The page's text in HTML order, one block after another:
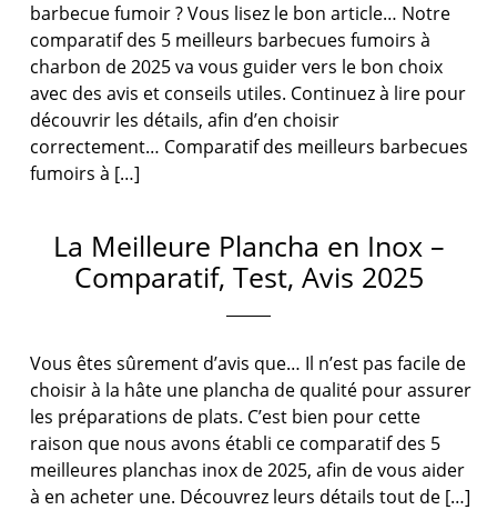
barbecue fumoir ? Vous lisez le bon article… Notre
comparatif des 5 meilleurs barbecues fumoirs à
charbon de 2025 va vous guider vers le bon choix
avec des avis et conseils utiles. Continuez à lire pour
découvrir les détails, afin d’en choisir
correctement… Comparatif des meilleurs barbecues
fumoirs à […]
La Meilleure Plancha en Inox –
Comparatif, Test, Avis 2025
Vous êtes sûrement d’avis que… Il n’est pas facile de
choisir à la hâte une plancha de qualité pour assurer
les préparations de plats. C’est bien pour cette
raison que nous avons établi ce comparatif des 5
meilleures planchas inox de 2025, afin de vous aider
à en acheter une. Découvrez leurs détails tout de […]